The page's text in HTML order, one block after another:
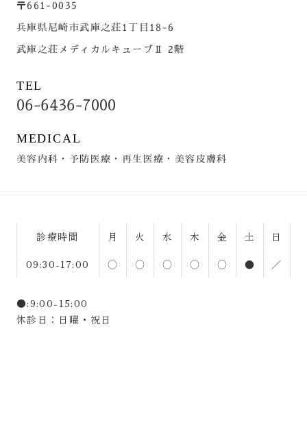
〒661-0035
兵庫県尼崎市武庫之荘1丁目18-6
武庫之荘メディカルキューブⅡ 2階
TEL
06-6436-7000
MEDICAL
美容内科・予防医療・再生医療・美容皮膚科
診療時間 月 火 水 木 金 土
日
09:30-17:00
○ ○ ○ ○ ○ ● ／
●:9:00-15:00
休診日：日曜・祝日